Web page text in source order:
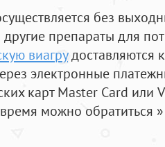
без
другие препараты для
виагрудоставляются
электронные
карт Master Card или
можно обратиться